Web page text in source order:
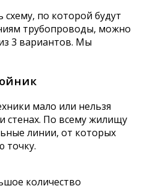
по которой будут
трубопроводы, можно
3 вариантов. Мы
мало или нельзя
стенах. По всему жилищу
линии, от которых
точку.
количество